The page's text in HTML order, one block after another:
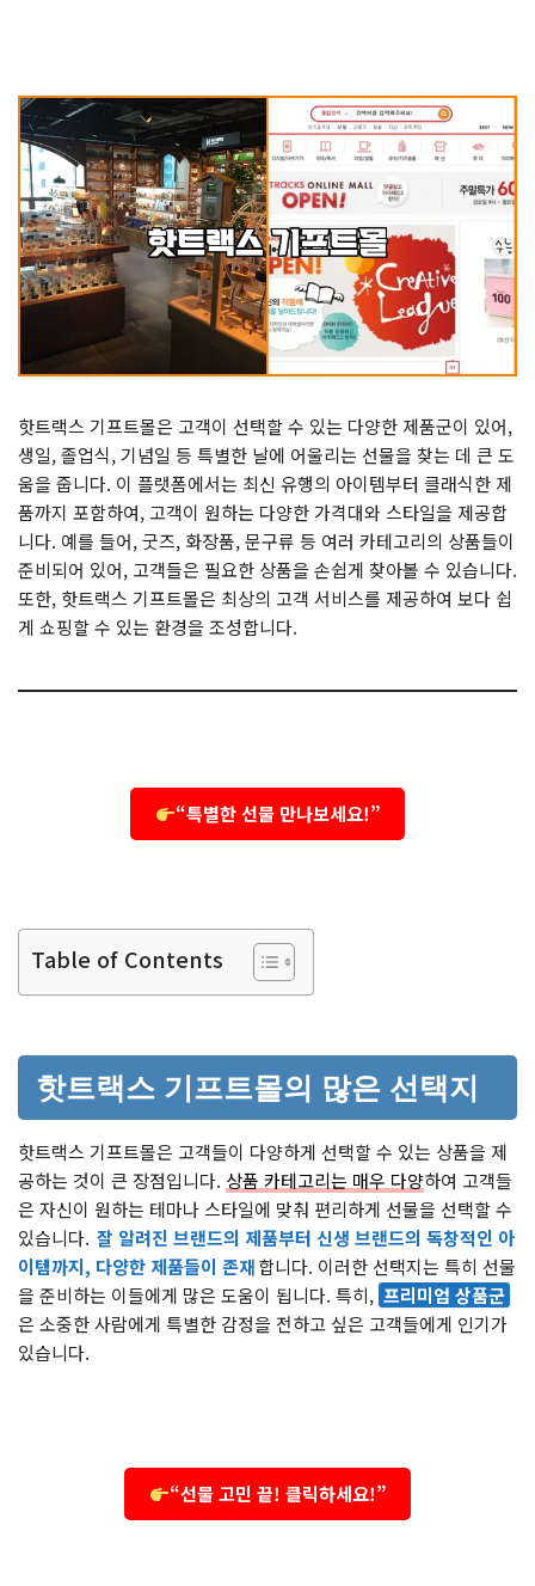
핫트랙스 기프트몰은 고객이 선택할 수 있는 다양한 제품군이 있어,
생일, 졸업식, 기념일 등 특별한 날에 어울리는 선물을 찾는 데 큰 도
움을 줍니다. 이 플랫폼에서는 최신 유행의 아이템부터 클래식한 제
품까지 포함하여, 고객이 원하는 다양한 가격대와 스타일을 제공합
니다. 예를 들어, 굿즈, 화장품, 문구류 등 여러 카테고리의 상품들이
준비되어 있어, 고객들은 필요한 상품을 손쉽게 찾아볼 수 있습니다.
또한, 핫트랙스 기프트몰은 최상의 고객 서비스를 제공하여 보다 쉽
게 쇼핑할 수 있는 환경을 조성합니다.
“특별한 선물 만나보세요!”
Table of Contents
핫트랙스 기프트몰의 많은 선택지
핫트랙스 기프트몰은 고객들이 다양하게 선택할 수 있는 상품을 제
공하는 것이 큰 장점입니다. 상품 카테고리는 매우 다양하여 고객들
은 자신이 원하는 테마나 스타일에 맞춰 편리하게 선물을 선택할 수
있습니다. 잘 알려진 브랜드의 제품부터 신생 브랜드의 독창적인 아
이템까지, 다양한 제품들이 존재합니다. 이러한 선택지는 특히 선물
을 준비하는 이들에게 많은 도움이 됩니다. 특히, 프리미엄 상품군
은 소중한 사람에게 특별한 감정을 전하고 싶은 고객들에게 인기가
있습니다.
“선물 고민 끝! 클릭하세요!”